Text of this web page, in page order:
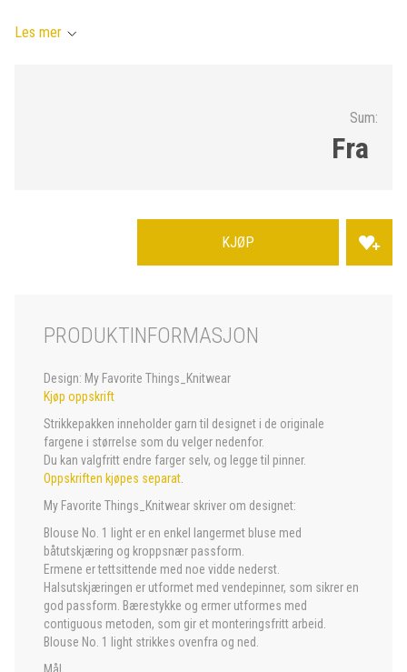
Les mer
Sum:
Fra
KJØP
PRODUKTINFORMASJON
Design: My Favorite Things_Knitwear
Kjøp oppskrift
Strikkepakken inneholder garn til designet i de originale
fargene i størrelse som du velger nedenfor.
Du kan valgfritt endre farger selv, og legge til pinner.
Oppskriften kjøpes separat
My Favorite Things_Knitwear skriver om designet:
Blouse No. 1 light er en enkel langermet bluse med
båtutskjæring og kroppsnær passform.
Ermene er tettsittende med noe vidde nederst.
Halsutskjæringen er utformet med vendepinner, som sikrer en
god passform. Bærestykke og ermer utformes med
contiguous metoden, som gir et monteringsfritt arbeid.
Blouse No. 1 light strikkes ovenfra og ned.